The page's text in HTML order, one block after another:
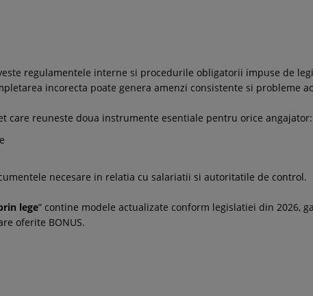
regulamentele interne si procedurile obligatorii impuse de
incorecta poate genera amenzi consistente si probleme
care reuneste doua instrumente esentiale pentru orice angajator:
necesare in relatia cu salariatii si autoritatile de control.
lege” contine modele actualizate conform legislatiei din 2026,
oferite BONUS.